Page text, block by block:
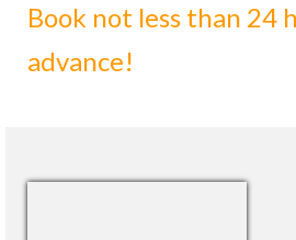
Book not less than 24
advance!